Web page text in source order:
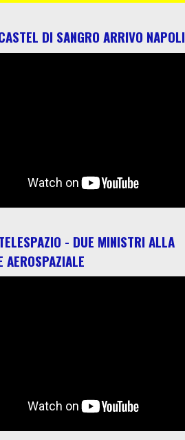
DI SANGRO ARRIVO NAPOLI
- DUE MINISTRI ALLA
AEROSPAZIALE